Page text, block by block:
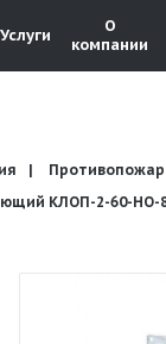
Услуги
О
компании
КЛОП-2-60-НО-